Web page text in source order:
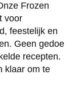
Frozen
voor
feestelijk en
Geen gedoe
recepten.
klaar om te